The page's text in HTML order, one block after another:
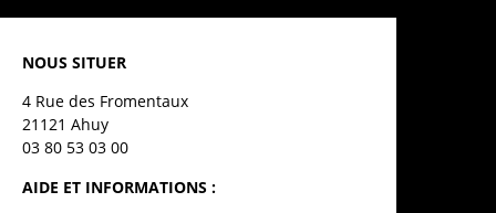
NOUS SITUER
4 Rue des Fromentaux
21121 Ahuy
03 80 53 03 00
AIDE ET INFORMATIONS :